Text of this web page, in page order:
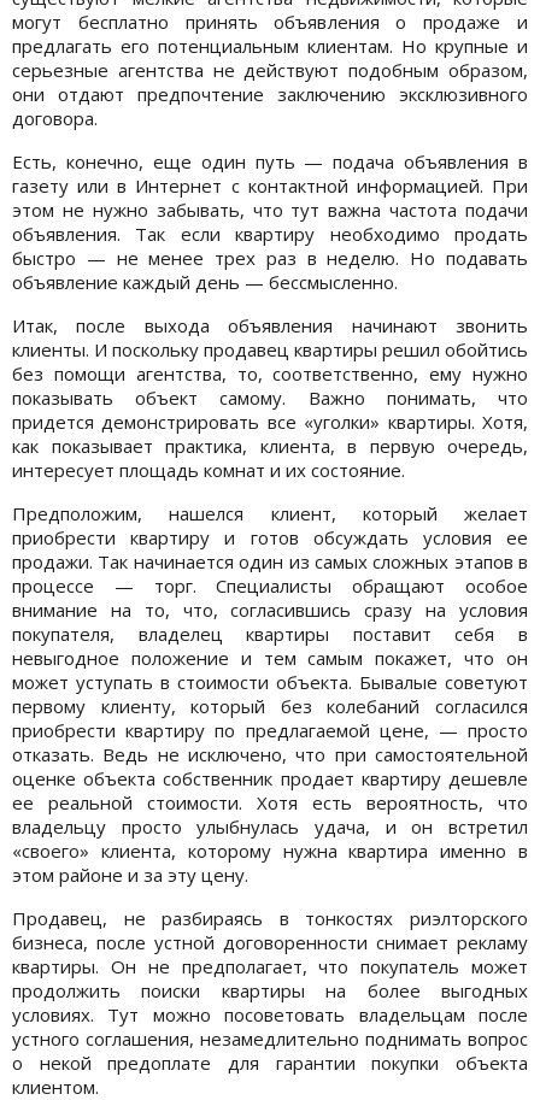
могут бесплатно принять объявления о продаже и
предлагать его потенциальным клиентам. Но крупные и
серьезные агентства не действуют подобным образом,
они отдают предпочтение заключению эксклюзивного
договора.
Есть, конечно, еще один путь — подача объявления в
газету или в Интернет с контактной информацией. При
этом не нужно забывать, что тут важна частота подачи
объявления. Так если квартиру необходимо продать
быстро — не менее трех раз в неделю. Но подавать
объявление каждый день — бессмысленно.
Итак, после выхода объявления начинают звонить
клиенты. И поскольку продавец квартиры решил обойтись
без помощи агентства, то, соответственно, ему нужно
показывать объект самому. Важно понимать, что
придется демонстрировать все «уголки» квартиры. Хотя,
как показывает практика, клиента, в первую очередь,
интересует площадь комнат и их состояние.
Предположим, нашелся клиент, который желает
приобрести квартиру и готов обсуждать условия ее
продажи. Так начинается один из самых сложных этапов в
процессе — торг. Специалисты обращают особое
внимание на то, что, согласившись сразу на условия
покупателя, владелец квартиры поставит себя в
невыгодное положение и тем самым покажет, что он
может уступать в стоимости объекта. Бывалые советуют
первому клиенту, который без колебаний согласился
приобрести квартиру по предлагаемой цене, — просто
отказать. Ведь не исключено, что при самостоятельной
оценке объекта собственник продает квартиру дешевле
ее реальной стоимости. Хотя есть вероятность, что
владельцу просто улыбнулась удача, и он встретил
«своего» клиента, которому нужна квартира именно в
этом районе и за эту цену.
Продавец, не разбираясь в тонкостях риэлторского
бизнеса, после устной договоренности снимает рекламу
квартиры. Он не предполагает, что покупатель может
продолжить поиски квартиры на более выгодных
условиях. Тут можно посоветовать владельцам после
устного соглашения, незамедлительно поднимать вопрос
о некой предоплате для гарантии покупки объекта
клиентом.